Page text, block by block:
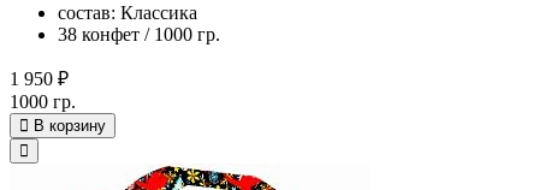
состав: Классика
38 конфет / 1000 гр.
1 950 ₽
1000 гр.
В корзину